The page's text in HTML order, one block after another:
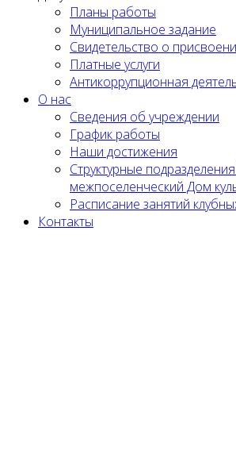
Планы работы
Муниципальное задание
Cвидетельство о
Платные услуги
Антикоррупционная
О нас
Сведения об учреждении
График работы
Наши достижения
Структурные
межпоселенческий Дом
Расписание занятий
Контакты